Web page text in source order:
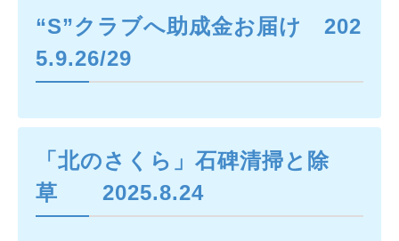
“S”クラブへ助成金お届け 202
5.9.26/29
「北のさくら」石碑清掃と除
草 2025.8.24